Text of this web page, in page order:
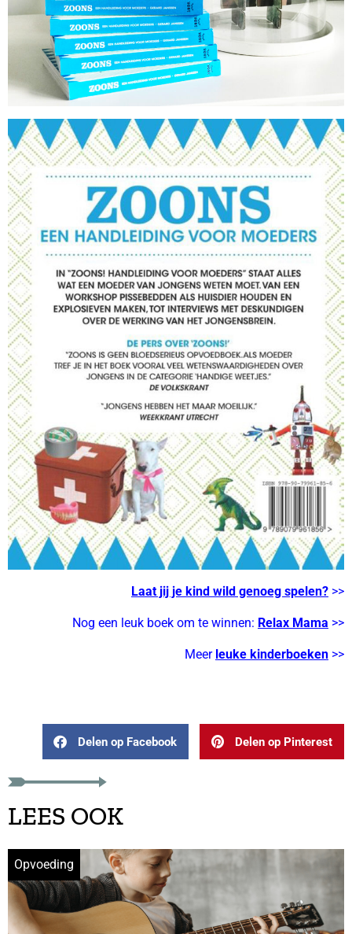
Laat jij je kind wild genoeg spelen? >>
Nog een leuk boek om te winnen: Relax Mama >>
Meer leuke kinderboeken >>
Delen op Facebook Delen op Pinterest
LEES OOK
Opvoeding